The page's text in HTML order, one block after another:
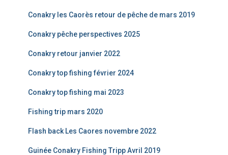
Conakry les Caorès retour de pêche de mars 2019
Conakry pêche perspectives 2025
Conakry retour janvier 2022
Conakry top fishing février 2024
Conakry top fishing mai 2023
Fishing trip mars 2020
Flash back Les Caores novembre 2022
Guinée Conakry Fishing Tripp Avril 2019